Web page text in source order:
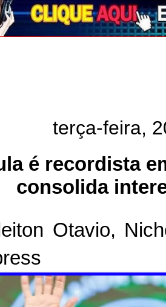
terça-feira,
é recordista
consolida
Otavio,